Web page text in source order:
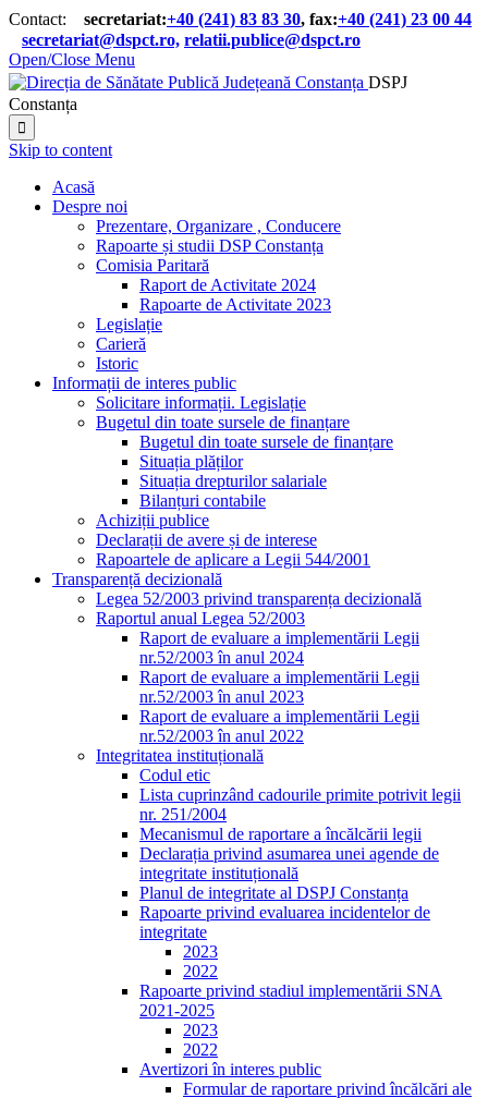
Contact: secretariat:+40 (241) 83 83 30, fax:+40 (241) 23 00 44
secretariat@dspct.ro, relatii.publice@dspct.ro
Open/Close Menu
DSPJ
Constanța

Skip to content
Acasă
Despre noi
Prezentare, Organizare , Conducere
Rapoarte și studii DSP Constanța
Comisia Paritară
Raport de Activitate 2024
Rapoarte de Activitate 2023
Legislație
Carieră
Istoric
Informații de interes public
Solicitare informații. Legislație
Bugetul din toate sursele de finanțare
Bugetul din toate sursele de finanțare
Situația plăților
Situația drepturilor salariale
Bilanțuri contabile
Achiziții publice
Declarații de avere și de interese
Rapoartele de aplicare a Legii 544/2001
Transparență decizională
Legea 52/2003 privind transparența decizională
Raportul anual Legea 52/2003
Raport de evaluare a implementării Legii
nr.52/2003 în anul 2024
Raport de evaluare a implementării Legii
nr.52/2003 în anul 2023
Raport de evaluare a implementării Legii
nr.52/2003 în anul 2022
Integritatea instituțională
Codul etic
Lista cuprinzând cadourile primite potrivit legii
nr. 251/2004
Mecanismul de raportare a încălcării legii
Declarația privind asumarea unei agende de
integritate instituțională
Planul de integritate al DSPJ Constanța
Rapoarte privind evaluarea incidentelor de
integritate
2023
2022
Rapoarte privind stadiul implementării SNA
2021-2025
2023
2022
Avertizori în interes public
Formular de raportare privind încălcări ale